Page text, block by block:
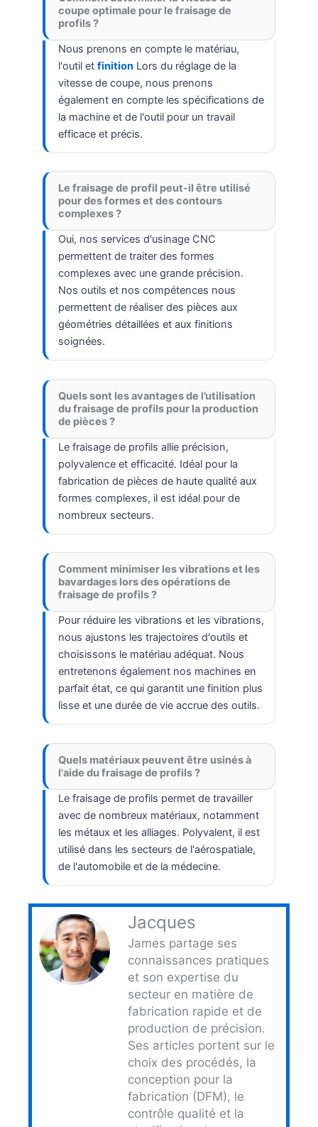
coupe optimale pour le fraisage de
profils ?
Nous prenons en compte le matériau,
l'outil et finition Lors du réglage de la
vitesse de coupe, nous prenons
également en compte les spécifications de
la machine et de l'outil pour un travail
efficace et précis.
Le fraisage de profil peut-il être utilisé
pour des formes et des contours
complexes ?
Oui, nos services d'usinage CNC
permettent de traiter des formes
complexes avec une grande précision.
Nos outils et nos compétences nous
permettent de réaliser des pièces aux
géométries détaillées et aux finitions
soignées.
Quels sont les avantages de l’utilisation
du fraisage de profils pour la production
de pièces ?
Le fraisage de profils allie précision,
polyvalence et efficacité. Idéal pour la
fabrication de pièces de haute qualité aux
formes complexes, il est idéal pour de
nombreux secteurs.
Comment minimiser les vibrations et les
bavardages lors des opérations de
fraisage de profils ?
Pour réduire les vibrations et les vibrations,
nous ajustons les trajectoires d'outils et
choisissons le matériau adéquat. Nous
entretenons également nos machines en
parfait état, ce qui garantit une finition plus
lisse et une durée de vie accrue des outils.
Quels matériaux peuvent être usinés à
l'aide du fraisage de profils ?
Le fraisage de profils permet de travailler
avec de nombreux matériaux, notamment
les métaux et les alliages. Polyvalent, il est
utilisé dans les secteurs de l'aérospatiale,
de l'automobile et de la médecine.
Jacques
James partage ses
connaissances pratiques
et son expertise du
secteur en matière de
fabrication rapide et de
production de précision.
Ses articles portent sur le
choix des procédés, la
conception pour la
fabrication (DFM), le
contrôle qualité et la